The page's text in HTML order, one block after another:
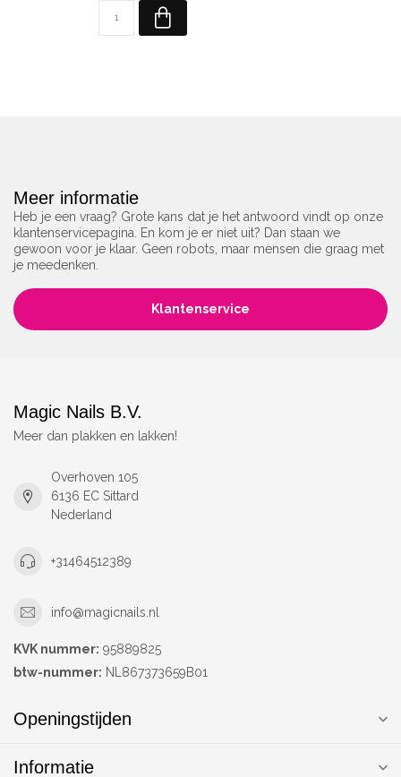
Meer informatie
Heb je een vraag? Grote kans dat je het antwoord vindt op onze
klantenservicepagina. En kom je er niet uit? Dan staan we
gewoon voor je klaar. Geen robots, maar mensen die graag met
je meedenken.
Klantenservice
Magic Nails B.V.
Meer dan plakken en lakken!
Overhoven 105
6136 EC Sittard
Nederland
+31464512389
info@magicnails.nl
KVK nummer: 95889825
btw-nummer: NL867373659B01
Openingstijden
Informatie